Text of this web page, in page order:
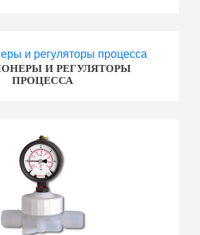
И РЕГУЛЯТОРЫ
ПРОЦЕССА